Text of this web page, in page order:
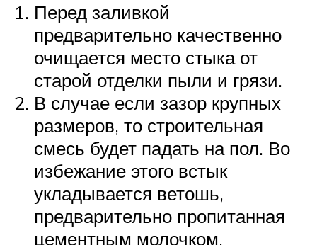
Перед заливкой
предварительно качественно
очищается место стыка от
старой отделки пыли и грязи.
В случае если зазор крупных
размеров, то строительная
смесь будет падать на пол. Во
избежание этого встык
укладывается ветошь,
предварительно пропитанная
цементным молочком.